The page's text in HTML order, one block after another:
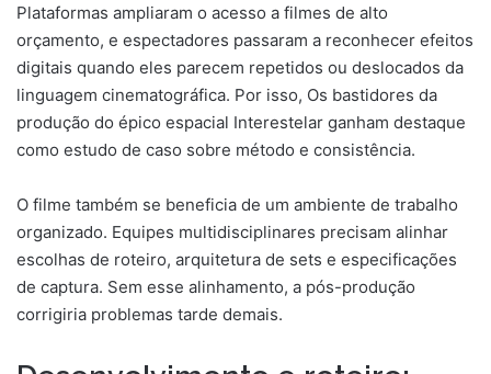
Plataformas ampliaram o acesso a filmes de alto
orçamento, e espectadores passaram a reconhecer efeitos
digitais quando eles parecem repetidos ou deslocados da
linguagem cinematográfica. Por isso, Os bastidores da
produção do épico espacial Interestelar ganham destaque
como estudo de caso sobre método e consistência.
O filme também se beneficia de um ambiente de trabalho
organizado. Equipes multidisciplinares precisam alinhar
escolhas de roteiro, arquitetura de sets e especificações
de captura. Sem esse alinhamento, a pós-produção
corrigiria problemas tarde demais.